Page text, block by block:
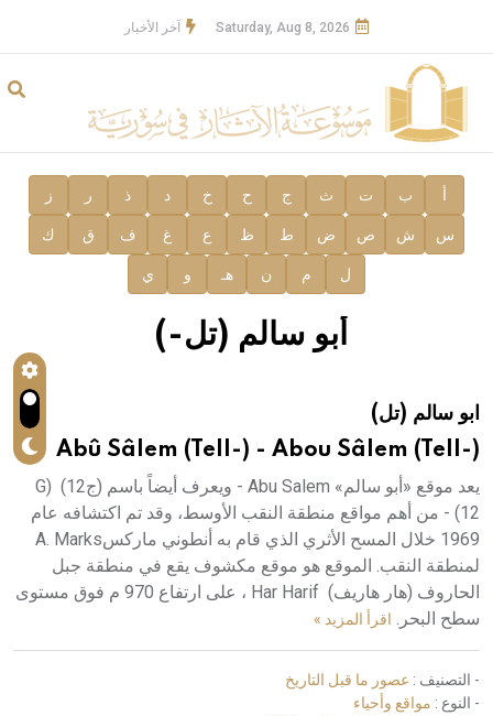
Saturday, Aug 8, 2026 آخر الأخبار
أ ب ت ث ج ح خ د ذ ر ز
س ش ص ض ط ظ ع غ ف ق ك
ل م ن هـ و ي
أبو سالم (تل-)
ابو سالم (تل)
Abû Sâlem (Tell-) - Abou Sâlem (Tell-)
يعد موقع «أبو سالم» Abu Salem - ويعرف أيضاً باسم (ج12) (G
12) - من أهم مواقع منطقة النقب الأوسط، وقد تم اكتشافه عام
1969 خلال المسح الأثري الذي قام به أنطوني ماركسA. Marks
لمنطقة النقب. الموقع هو موقع مكشوف يقع في منطقة جبل
الحاروف (هار هاريف) Har Harif ، على ارتفاع 970 م فوق مستوى
سطح البحر. اقرأ المزيد »
- التصنيف : عصور ما قبل التاريخ
- النوع : مواقع وأحياء